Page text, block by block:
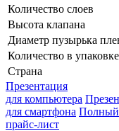
Количество слоев
Высота клапана
Диаметр пузырька
Количество в упаковке
Страна
Презентация
для компьютера
для смартфона Полный
прайс-лист